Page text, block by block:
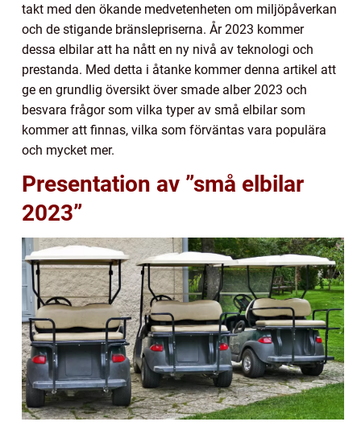
takt med den ökande medvetenheten om miljöpåverkan
och de stigande bränslepriserna. År 2023 kommer
dessa elbilar att ha nått en ny nivå av teknologi och
prestanda. Med detta i åtanke kommer denna artikel att
ge en grundlig översikt över smade alber 2023 och
besvara frågor som vilka typer av små elbilar som
kommer att finnas, vilka som förväntas vara populära
och mycket mer.
Presentation av ”små elbilar
2023”